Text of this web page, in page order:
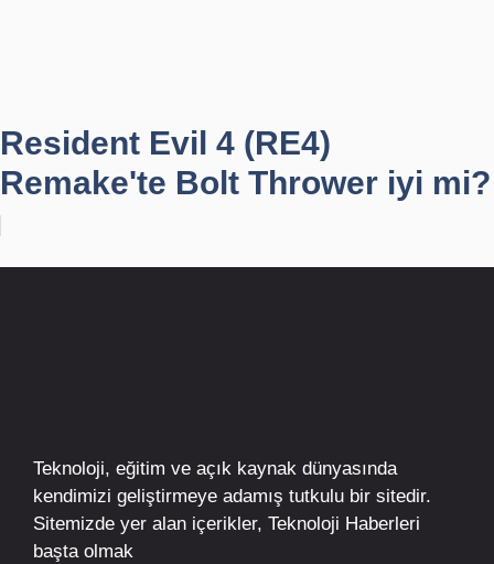
Resident Evil 4 (RE4)
Remake'te Bolt Thrower iyi mi?
Teknoloji, eğitim ve açık kaynak dünyasında
kendimizi geliştirmeye adamış tutkulu bir sitedir.
Sitemizde yer alan içerikler, Teknoloji Haberleri
başta olmak